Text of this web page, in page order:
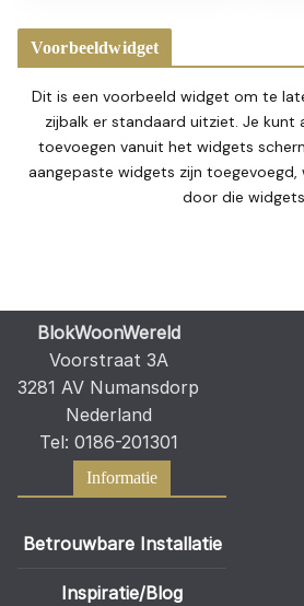
Voorbeeldwidget
Dit is een voorbeeld widget om te
zijbalk er standaard uitziet. Je kunt
toevoegen vanuit het widgets
aangepaste widgets zijn toegevoegd,
door die
BlokWoonWereld
Voorstraat 3A
3281 AV Numansdorp
Nederland
Tel: 0186-201301
Informatie
Betrouwbare Installatie
Inspiratie/Blog